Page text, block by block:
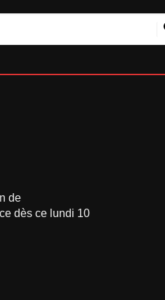
de
dès ce lundi 10